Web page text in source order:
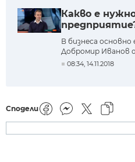
Какво е
В бизнеса
Добромир Иванов
08:34, 14.11.2018
Сподели